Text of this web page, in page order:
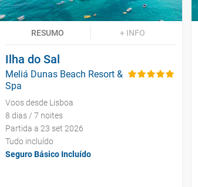
RESUMO + INFO
Ilha do Sal
Meliá Dunas Beach Resort &
Spa
Voos desde Lisboa
8 dias / 7 noites
Partida a 23 set 2026
Tudo incluído
Seguro Básico Incluído